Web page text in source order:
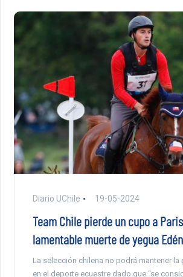
Diario UChile 19-05-2024
Team Chile pierde un cupo a
lamentable muerte de yegua Edén
La selección chilena no podrá mantener la
en el deporte ecuestre dado que “se